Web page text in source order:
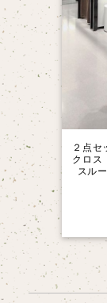
２点
クロ
スル